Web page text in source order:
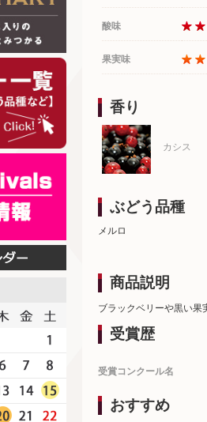
酸味
果実味
香り
カシス
ぶどう品種
メルロ
商品説明
ブラックベリーや黒い果
受賞歴
受賞コンクール名
おすすめ